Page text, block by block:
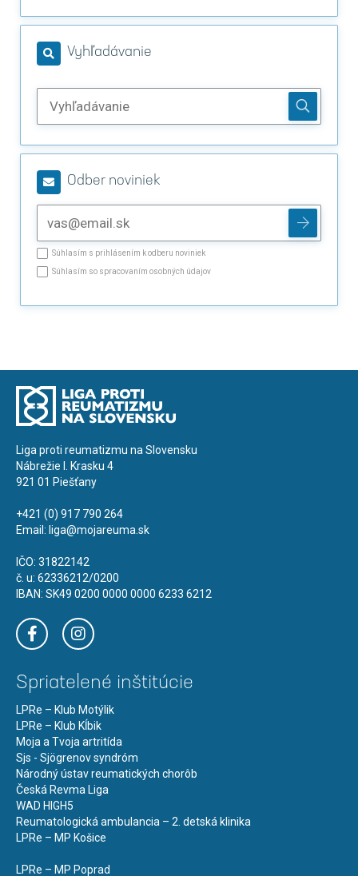
Vyhľadávanie
Odber noviniek
Súhlasím s prihlásením k odberu noviniek
Súhlasím so spracovaním osobných údajov
Liga proti reumatizmu na Slovensku
Nábrežie I. Krasku 4
921 01 Piešťany
+421 (0) 917 790 264
Email: liga@mojareuma.sk
IČO: 31822142
č. u: 62336212/0200
IBAN: SK49 0200 0000 0000 6233 6212
Spriatelené inštitúcie
LPRe – Klub Motýlik
LPRe – Klub Kĺbik
Moja a Tvoja artritída
Sjs - Sjögrenov syndróm
Národný ústav reumatických chorôb
Česká Revma Liga
WAD HIGH5
Reumatologická ambulancia – 2. detská klinika
LPRe – MP Košice
LPRe – MP Poprad